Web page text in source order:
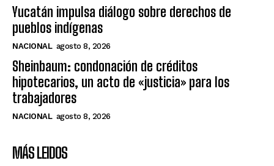
Yucatán impulsa diálogo sobre derechos de
pueblos indígenas
NACIONAL agosto 8, 2026
Sheinbaum: condonación de créditos
hipotecarios, un acto de «justicia» para los
trabajadores
NACIONAL agosto 8, 2026
MÁS LEIDOS